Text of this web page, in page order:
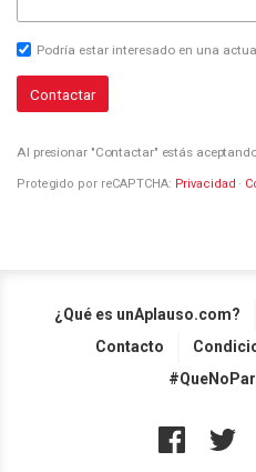
Podría estar interesado en una
Contactar
Al presionar "Contactar" estás
Protegido por reCAPTCHA: Privacidad ·
¿Qué es unAplauso.com?
Contacto